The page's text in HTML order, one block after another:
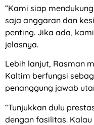
“Kami siap
saja anggaran dan
penting. Jika ada,
jelasnya.
Lebih lanjut, Rasman
Kaltim berfungsi
penanggung jawab
“Tunjukkan dulu
dengan fasilitas.